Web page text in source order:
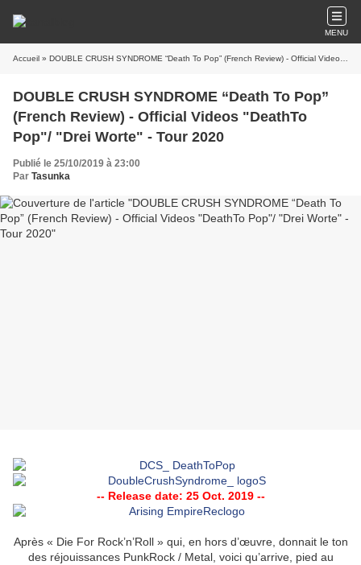
MENU
Accueil » DOUBLE CRUSH SYNDROME “Death To Pop” (French Review) - Official Videos "DeathTo Pop"/ "Drei Worte" - Tour 2020
DOUBLE CRUSH SYNDROME “Death To Pop”
(French Review) - Official Videos "DeathTo
Pop"/ "Drei Worte" - Tour 2020
Publié le 25/10/2019 à 23:00
Par Tasunka
-- Release date: 25 Oct. 2019 --
Après « Die For Rock’n’Roll » qui, en hors d’œuvre, donnait le ton
des réjouissances PunkRock / Metal, voici qu’arrive, pied au